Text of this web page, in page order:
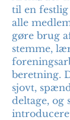
til en
alle
gøre brug
stemme,
beretning.
sjovt,
deltage, og